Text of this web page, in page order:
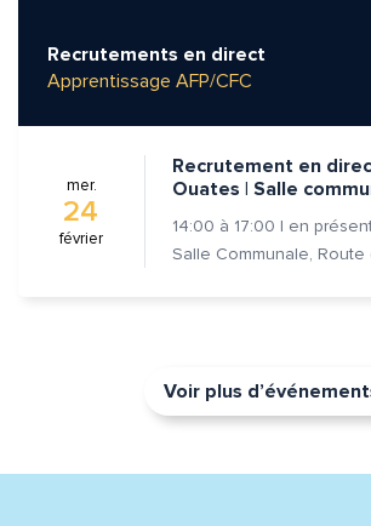
Recrutements en direct
Apprentissage AFP/CFC
mer.
24
février
Recrutement en
Ouates | Salle
14:00 à 17:00 | en
Voir plus